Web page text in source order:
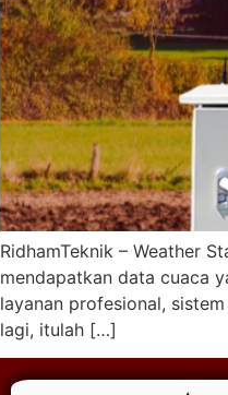
RidhamTeknik – Weather
mendapatkan data cuaca
layanan profesional,
lagi, itulah […]